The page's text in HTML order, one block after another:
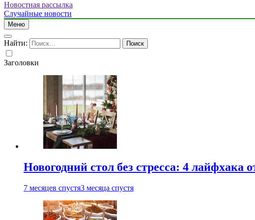
Новостная рассылка
Случайные новости
Меню
Найти:
Заголовки
Новогодний стол без стресса: 4 лайфхака
7 месяцев спустя3 месяца спустя